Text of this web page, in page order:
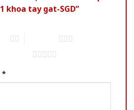
khoa tay gat-SGD”
*